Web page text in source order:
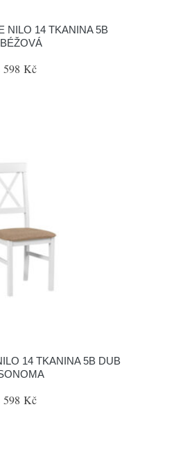
NILO 14 TKANINA 5B
BÉŽOVÁ
598 Kč
14 TKANINA 5B DUB
598 Kč